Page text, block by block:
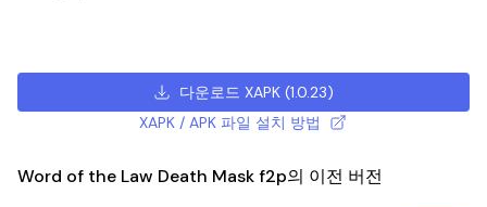
다운로드 XAPK(1.0.23)
XAPK / APK 파일 설치 방법
Word of the Law Death Mask f2p의 이전 버전